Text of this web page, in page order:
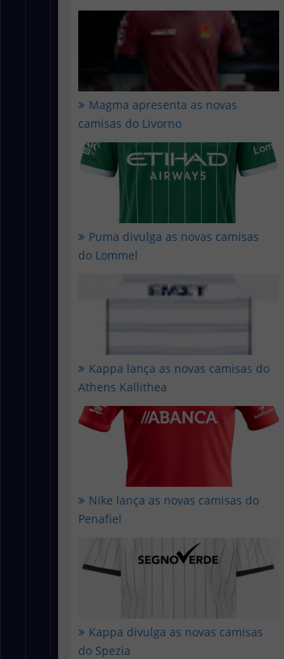
Magma apresenta as novas
camisas do Livorno
Puma divulga as novas camisas
do Lommel
Kappa lança as novas camisas do
Athens Kallithea
Nike lança as novas camisas do
Penafiel
Kappa divulga as novas camisas
do Spezia